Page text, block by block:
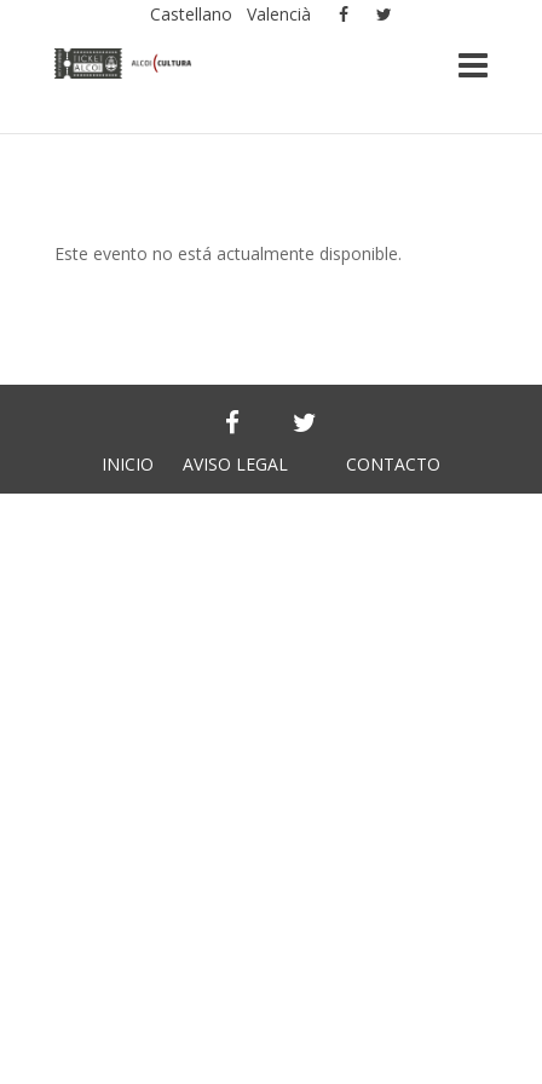
Castellano Valencià
Este evento no está actualmente disponible.
INICIO AVISO LEGAL CONTACTO